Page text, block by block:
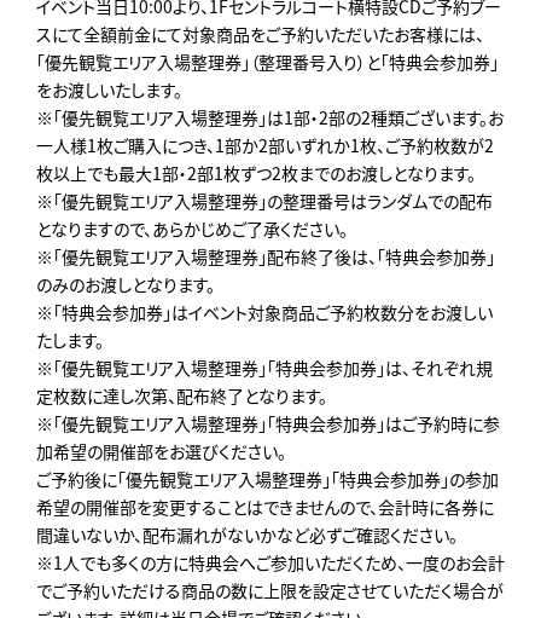
イベント当日10:00より、1Fセントラルコート横特設CDご予約ブー
スにて全額前金にて対象商品をご予約いただいたお客様には、
「優先観覧エリア入場整理券」（整理番号入り）と「特典会参加券」
をお渡しいたします。
※「優先観覧エリア入場整理券」は1部・2部の2種類ございます。お
一人様1枚ご購入につき、1部か2部いずれか1枚、ご予約枚数が2
枚以上でも最大1部・2部1枚ずつ2枚までのお渡しとなります。
※「優先観覧エリア入場整理券」の整理番号はランダムでの配布
となりますので、あらかじめご了承ください。
※「優先観覧エリア入場整理券」配布終了後は、「特典会参加券」
のみのお渡しとなります。
※「特典会参加券」はイベント対象商品ご予約枚数分をお渡しい
たします。
※「優先観覧エリア入場整理券」「特典会参加券」は、それぞれ規
定枚数に達し次第、配布終了となります。
※「優先観覧エリア入場整理券」「特典会参加券」はご予約時に参
加希望の開催部をお選びください。
ご予約後に「優先観覧エリア入場整理券」「特典会参加券」の参加
希望の開催部を変更することはできませんので、会計時に各券に
間違いないか、配布漏れがないかなど必ずご確認ください。
※1人でも多くの方に特典会へご参加いただくため、一度のお会計
でご予約いただける商品の数に上限を設定させていただく場合が